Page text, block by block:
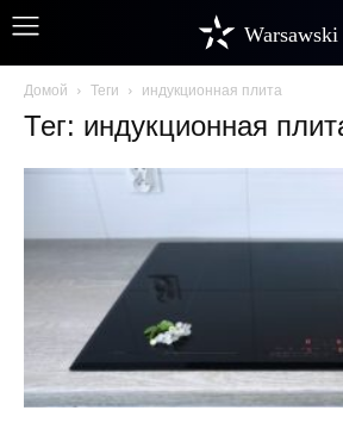
Warsawski
Домой Теги индукционная плита
Тег: индукционная